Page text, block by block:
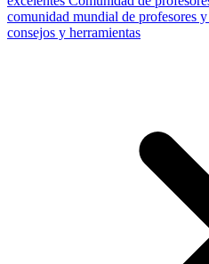
comunidad mundial de profesores
consejos y herramientas